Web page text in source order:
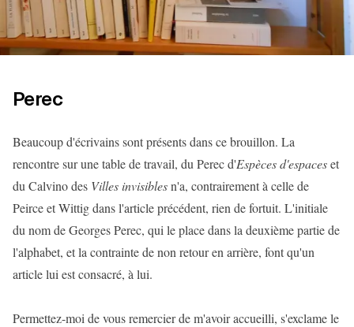
Perec
Beaucoup d'écrivains sont présents dans ce brouillon. La
rencontre sur une table de travail, du Perec d'Espèces d'espaceset
du Calvino des Villes invisiblesn'a, contrairement à celle de
Peirce et Wittig dans l'article précédent, rien de fortuit. L'initiale
du nom de Georges Perec, qui le place dans la deuxième partie de
l'alphabet, et la contrainte de non retour en arrière, font qu'un
article lui est consacré, à lui.
Permettez-moi de vous remercier de m'avoir accueilli, s'exclame le